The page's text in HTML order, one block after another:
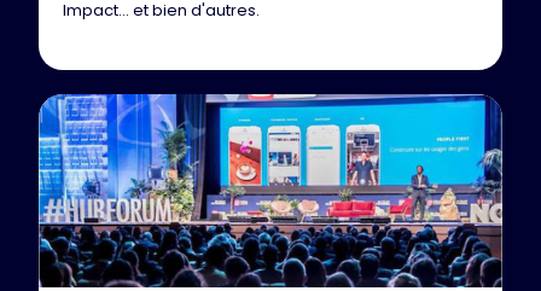
Impact... et bien d'autres.